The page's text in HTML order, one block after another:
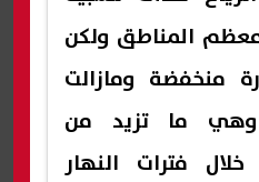
المناطق ولكن
منخفضة ومازالت
ما تزيد من
فترات النهار